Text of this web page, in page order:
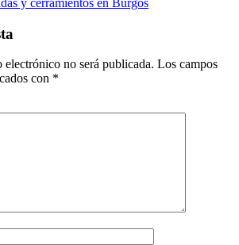
y cerramientos en Burgos
no será publicada. Los campos
con *